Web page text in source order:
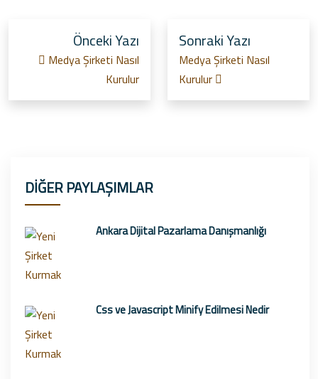
Önceki Yazı
Medya Şirketi Nasıl
Kurulur
Sonraki Yazı
Medya Şirketi Nasıl
Kurulur
DİĞER PAYLAŞIMLAR
Ankara Dijital Pazarlama Danışmanlığı
Css ve Javascript Minify Edilmesi Nedir